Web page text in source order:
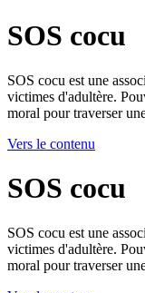
SOS cocu
SOS cocu est une
victimes d'adultère.
moral pour traverser
Vers le contenu
SOS cocu
SOS cocu est une
victimes d'adultère.
moral pour traverser